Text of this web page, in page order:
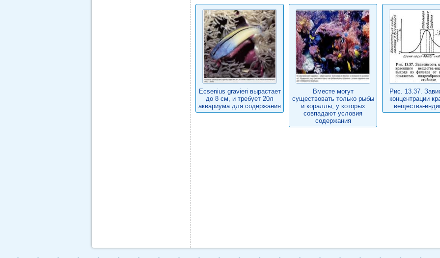
Ecsenius gravieri вырастает
до 8 см, и требует 20л
аквариума для содержания
Вместе могут
существовать только рыбы
и кораллы, у которых
совпадают условия
содержания
Рис. 13.37.
концентрации
вещества-